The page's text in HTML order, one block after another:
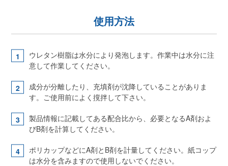
使用方法
ウレタン樹脂は水分により発泡します。作業中は水分に注
意して作業してください。
成分が分離したり、充填剤が沈降していることがありま
す。ご使用前によく撹拌して下さい。
製品情報に記載してある配合比から、必要となるA剤およ
びB剤を計算してください。
ポリカップなどにA剤とB剤を計量してください。紙コップ
は水分を含みますので使用しないでください。